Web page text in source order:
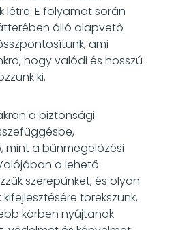
E folyamat során
álló alapvető
ami
hogy valódi és hosszú
ki.
a biztonsági
mint a bűnmegelőzési
a lehető
szerepünket, és olyan
törekszünk,
körben nyújtanak